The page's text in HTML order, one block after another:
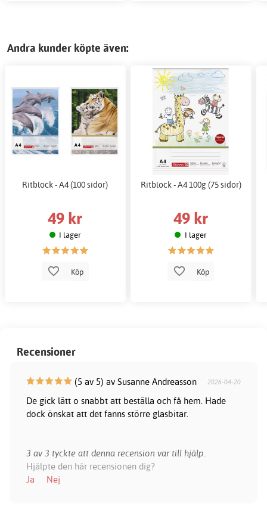
Andra kunder köpte även:
Ritblock - A4 (100 sidor)
49 kr
I lager
Köp
Ritblock - A4 100g (75 sidor)
49 kr
I lager
Köp
Recensioner
(5 av 5) av Susanne Andreasson 2026-04-20
De gick lätt o snabbt att beställa och få hem. Hade
dock önskat att det fanns större glasbitar.
3 av 3 tyckte att denna recension var till hjälp.
Hjälpte den här recensionen dig?
Ja
Nej